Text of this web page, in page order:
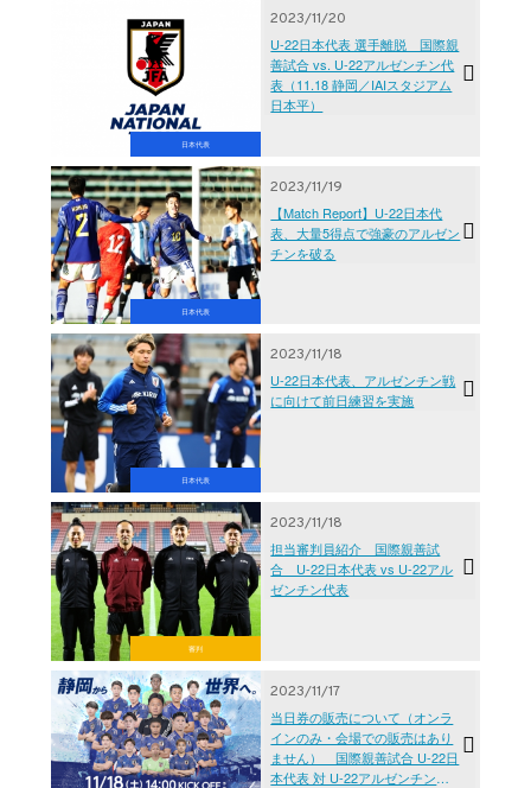
日本代表
2023/11/20
U-22日本代表 選手離脱 国際親
善試合 vs. U-22アルゼンチン代
表（11.18 静岡／IAIスタジアム
日本平）
日本代表
2023/11/19
【Match Report】U-22日本代
表、大量5得点で強豪のアルゼン
チンを破る
日本代表
2023/11/18
U-22日本代表、アルゼンチン戦
に向けて前日練習を実施
審判
2023/11/18
担当審判員紹介 国際親善試
合 U-22日本代表 vs U-22アル
ゼンチン代表
2023/11/17
当日券の販売について（オンラ
インのみ・会場での販売はあり
ません） 国際親善試合 U-22日
本代表 対 U-22アルゼンチン代